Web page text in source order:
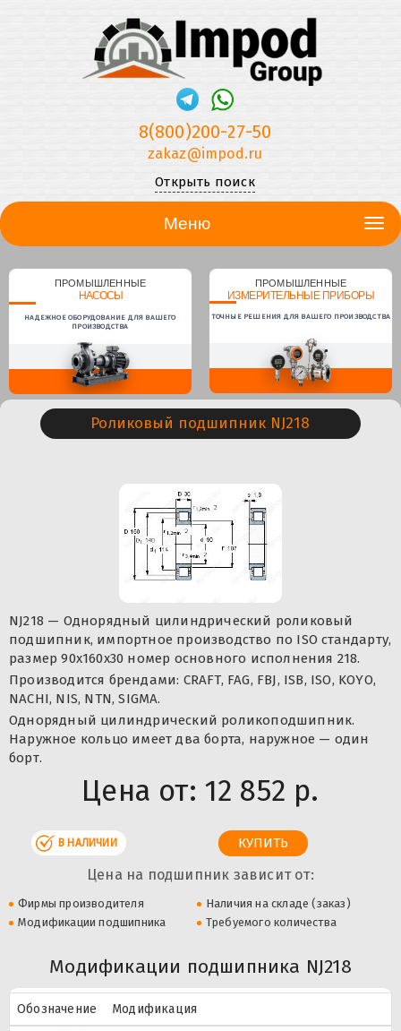
8(800)200-27-50
zakaz@impod.ru
Открыть поиск
Меню
ПРОМЫШЛЕННЫЕ
НАСОСЫ
НАДЕЖНОЕ ОБОРУДОВАНИЕ ДЛЯ ВАШЕГО
ПРОИЗВОДСТВА
ПРОМЫШЛЕННЫЕ
ИЗМЕРИТЕЛЬНЫЕ ПРИБОРЫ
ТОЧНЫЕ РЕШЕНИЯ ДЛЯ ВАШЕГО ПРОИЗВОДСТВА
Роликовый подшипник NJ218
NJ218 — Однорядный цилиндрический роликовый
подшипник, импортное производство по ISO стандарту,
размер 90x160x30 номер основного исполнения 218.
Производится брендами: CRAFT, FAG, FBJ, ISB, ISO, KOYO,
NACHI, NIS, NTN, SIGMA.
Однорядный цилиндрический роликоподшипник.
Наружное кольцо имеет два борта, наружное — один
борт.
Цена от: 12 852 р.
В НАЛИЧИИ
Цена на подшипник зависит от:
Фирмы производителя
Наличия на складе (заказ)
Модификации подшипника
Требуемого количества
Модификации подшипника NJ218
Обозначение
Модификация